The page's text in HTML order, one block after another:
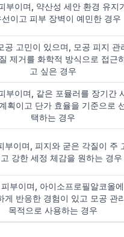
부이며, 약산성 세안 환경 유지
이고 피부 장벽이 예민한 경우
공 고민이 있으며, 모공 피지 관
제거를 화학적 방식으로 접근
고 싶은 경우
부이며, 같은 포뮬러를 장기간
획이고 단가 효율을 기준으로
택하는 경우
부이며, 피지와 굳은 각질이 주
강한 세정 체감을 원하는 경우
부이며, 아이소프로필알코올에
게 반응한 경험이 있고 모공 관
목적으로 사용하는 경우